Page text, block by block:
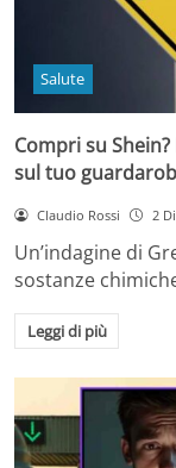
Salute
Compri su
sul tuo
Claudio Rossi 2
Un’indagine di
sostanze
Leggi di più